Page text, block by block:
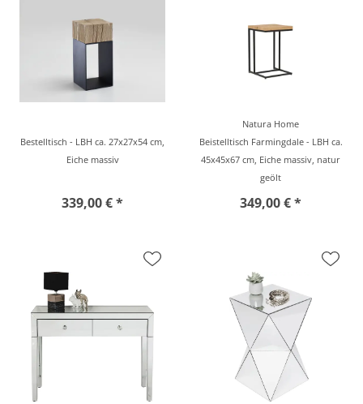
Bestelltisch - LBH ca. 27x27x54 cm,
Eiche massiv
339,00 € *
Natura Home
Beistelltisch Farmingdale - LBH ca.
45x45x67 cm, Eiche massiv, natur
geölt
349,00 € *